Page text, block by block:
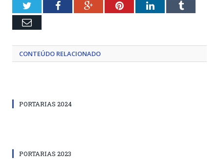
TwitterFacebookGoogle+PinterestLinkedInTumblr
Email
CONTEÚDO RELACIONADO
PORTARIAS 2024
PORTARIAS 2023